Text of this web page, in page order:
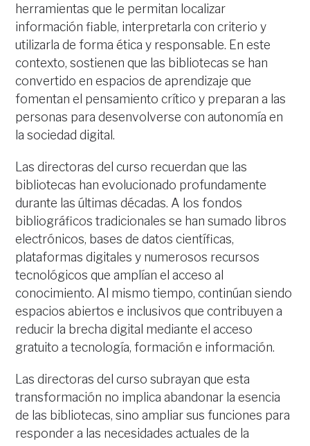
herramientas que le permitan localizar
información fiable, interpretarla con criterio y
utilizarla de forma ética y responsable. En este
contexto, sostienen que las bibliotecas se han
convertido en espacios de aprendizaje que
fomentan el pensamiento crítico y preparan a las
personas para desenvolverse con autonomía en
la sociedad digital.
Las directoras del curso recuerdan que las
bibliotecas han evolucionado profundamente
durante las últimas décadas. A los fondos
bibliográficos tradicionales se han sumado libros
electrónicos, bases de datos científicas,
plataformas digitales y numerosos recursos
tecnológicos que amplían el acceso al
conocimiento. Al mismo tiempo, continúan siendo
espacios abiertos e inclusivos que contribuyen a
reducir la brecha digital mediante el acceso
gratuito a tecnología, formación e información.
Las directoras del curso subrayan que esta
transformación no implica abandonar la esencia
de las bibliotecas, sino ampliar sus funciones para
responder a las necesidades actuales de la